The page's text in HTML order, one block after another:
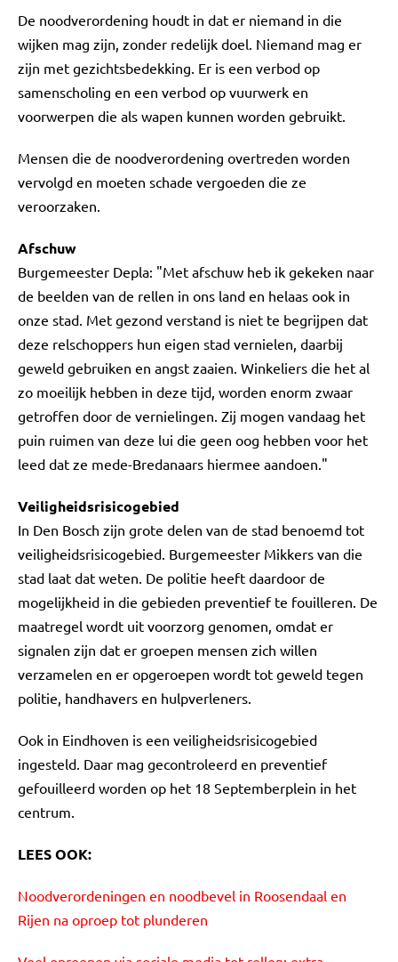
De noodverordening houdt in dat er niemand in die
wijken mag zijn, zonder redelijk doel. Niemand mag er
zijn met gezichtsbedekking. Er is een verbod op
samenscholing en een verbod op vuurwerk en
voorwerpen die als wapen kunnen worden gebruikt.
Mensen die de noodverordening overtreden worden
vervolgd en moeten schade vergoeden die ze
veroorzaken.
Afschuw
Burgemeester Depla: "Met afschuw heb ik gekeken naar
de beelden van de rellen in ons land en helaas ook in
onze stad. Met gezond verstand is niet te begrijpen dat
deze relschoppers hun eigen stad vernielen, daarbij
geweld gebruiken en angst zaaien. Winkeliers die het al
zo moeilijk hebben in deze tijd, worden enorm zwaar
getroffen door de vernielingen. Zij mogen vandaag het
puin ruimen van deze lui die geen oog hebben voor het
leed dat ze mede-Bredanaars hiermee aandoen."
Veiligheidsrisicogebied
In Den Bosch zijn grote delen van de stad benoemd tot
veiligheidsrisicogebied. Burgemeester Mikkers van die
stad laat dat weten. De politie heeft daardoor de
mogelijkheid in die gebieden preventief te fouilleren. De
maatregel wordt uit voorzorg genomen, omdat er
signalen zijn dat er groepen mensen zich willen
verzamelen en er opgeroepen wordt tot geweld tegen
politie, handhavers en hulpverleners.
Ook in Eindhoven is een veiligheidsrisicogebied
ingesteld. Daar mag gecontroleerd en preventief
gefouilleerd worden op het 18 Septemberplein in het
centrum.
LEES OOK:
Noodverordeningen en noodbevel in Roosendaal en
Rijen na oproep tot plunderen